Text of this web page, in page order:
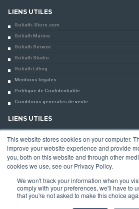
This website stores cookies on your computer.
improve your website experience and provide
you, both on this website and through other
cookies we use, see our Privacy Policy.
We won't track your information when you
comply with your preferences, we'll have to
that you're not asked to make this choice
LIENS UTILES
Goliath-Store.com
Goliath Marine
Goliath Service
Goliath Studio
Goliath Lifting
Mentions légales
Politique de Confidentialité
Conditions generales de vente
LIENS UTILES
Contact
NEWSLETTER
Inscription à notre newsletter :